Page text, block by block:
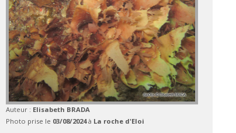
Auteur : Elisabeth BRADA
Photo prise le 03/08/2024à La roche d'Eloi